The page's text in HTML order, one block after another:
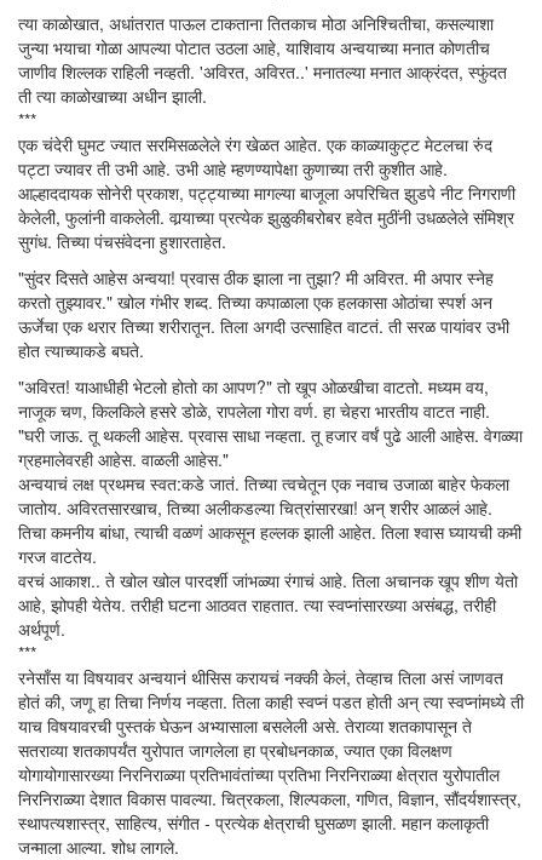
त्या काळोखात, अधांतरात पाऊल टाकताना तितकाच मोठा अनिश्चितीचा, कसल्याशा
जुन्या भयाचा गोळा आपल्या पोटात उठला आहे, याशिवाय अन्वयाच्या मनात कोणतीच
जाणीव शिल्लक राहिली नव्हती. 'अविरत, अविरत..' मनातल्या मनात आक्रंदत, स्फुंदत
ती त्या काळोखाच्या अधीन झाली.
***
एक चंदेरी घुमट ज्यात सरमिसळलेले रंग खेळत आहेत. एक काळ्याकुट्ट मेटलचा रुंद
पट्टा ज्यावर ती उभी आहे. उभी आहे म्हणण्यापेक्षा कुणाच्या तरी कुशीत आहे.
आल्हाददायक सोनेरी प्रकाश, पट्ट्याच्या मागल्या बाजूला अपरिचित झुडपे नीट निगराणी
केलेली, फुलांनी वाकलेली. वार्‍याच्या प्रत्येक झुळुकीबरोबर हवेत मुठींनी उधळलेले संमिश्र
सुगंध. तिच्या पंचसंवेदना हुशारताहेत.
"सुंदर दिसते आहेस अन्वया! प्रवास ठीक झाला ना तुझा? मी अविरत. मी अपार स्नेह
करतो तुझ्यावर." खोल गंभीर शब्द. तिच्या कपाळाला एक हलकासा ओठांचा स्पर्श अन
ऊर्जेचा एक थरार तिच्या शरीरातून. तिला अगदी उत्साहित वाटतं. ती सरळ पायांवर उभी
होत त्याच्याकडे बघते.
"अविरत! याआधीही भेटलो होतो का आपण?" तो खूप ओळखीचा वाटतो. मध्यम वय,
नाजूक चण, किलकिले हसरे डोळे, रापलेला गोरा वर्ण. हा चेहरा भारतीय वाटत नाही.
"घरी जाऊ. तू थकली आहेस. प्रवास साधा नव्हता. तू हजार वर्षं पुढे आली आहेस. वेगळ्या
ग्रहमालेवरही आहेस. वाळली आहेस."
अन्वयाचं लक्ष प्रथमच स्वत:कडे जातं. तिच्या त्वचेतून एक नवाच उजाळा बाहेर फेकला
जातोय. अविरतसारखाच, तिच्या अलीकडल्या चित्रांसारखा! अन् शरीर आळलं आहे.
तिचा कमनीय बांधा, त्याची वळणं आकसून हल्लक झाली आहेत. तिला श्वास घ्यायची कमी
गरज वाटतेय.
वरचं आकाश.. ते खोल खोल पारदर्शी जांभळ्या रंगाचं आहे. तिला अचानक खूप शीण येतो
आहे, झोपही येतेय. तरीही घटना आठवत राहतात. त्या स्वप्नांसारख्या असंबद्ध, तरीही
अर्थपूर्ण.
***
रनेसाँस या विषयावर अन्वयानं थीसिस करायचं नक्की केलं, तेव्हाच तिला असं जाणवत
होतं की, जणू हा तिचा निर्णय नव्हता. तिला काही स्वप्नं पडत होती अन् त्या स्वप्नांमध्ये ती
याच विषयावरची पुस्तकं घेऊन अभ्यासाला बसलेली असे. तेराव्या शतकापासून ते
सतराव्या शतकापर्यंत युरोपात जागलेला हा प्रबोधनकाळ, ज्यात एका विलक्षण
योगायोगासारख्या निरनिराळ्या प्रतिभावंतांच्या प्रतिभा निरनिराळ्या क्षेत्रात युरोपातील
निरनिराळ्या देशात विकास पावल्या. चित्रकला, शिल्पकला, गणित, विज्ञान, सौंदर्यशास्त्र,
स्थापत्यशास्त्र, साहित्य, संगीत - प्रत्येक क्षेत्राची घुसळण झाली. महान कलाकृती
जन्माला आल्या. शोध लागले.